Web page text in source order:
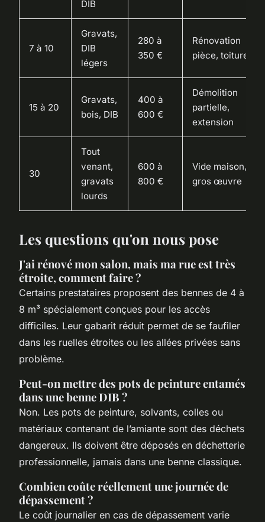
DIB
7 à 10
Gravats,
DIB
légers
280 à
350 €
Rénovation
pièce, toiture
15 à 20
Gravats,
bois, DIB
400 à
600 €
Démolition
partielle,
extension
30
Tout
venant,
gravats
lourds
600 à
800 €
Vide maison,
gros œuvre
Les questions qu'on nous pose
J'ai rénové mon salon, mais ma rue est très
étroite, comment faire ?
Certains prestataires proposent des bennes de 4 à
8 m³ spécialement conçues pour les accès
difficiles. Leur gabarit réduit permet de se faufiler
dans les ruelles étroites ou les allées privées sans
problème.
Peut-on mettre des pots de peinture entamés
dans une benne DIB ?
Non. Les pots de peinture, solvants, colles ou
matériaux contenant de l’amiante sont des déchets
dangereux. Ils doivent être déposés en déchetterie
professionnelle, jamais dans une benne classique.
Combien coûte réellement une journée de
dépassement ?
Le coût journalier en cas de dépassement varie